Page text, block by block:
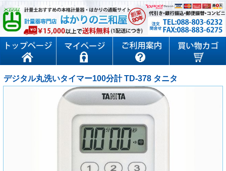
デジタル丸洗いタイマー100分計 TD-378 タニタ